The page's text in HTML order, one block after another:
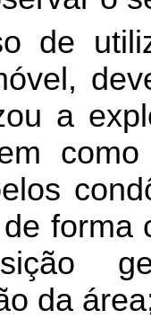
de
a
forma
da